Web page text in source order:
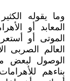
وما يقوله
المعابد أو
الموتى أو
العالم الصربى
الوصول لبعض
‏بناءهم